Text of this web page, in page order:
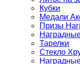
Кубки
Медали
Призы
Тарелки
Стекло